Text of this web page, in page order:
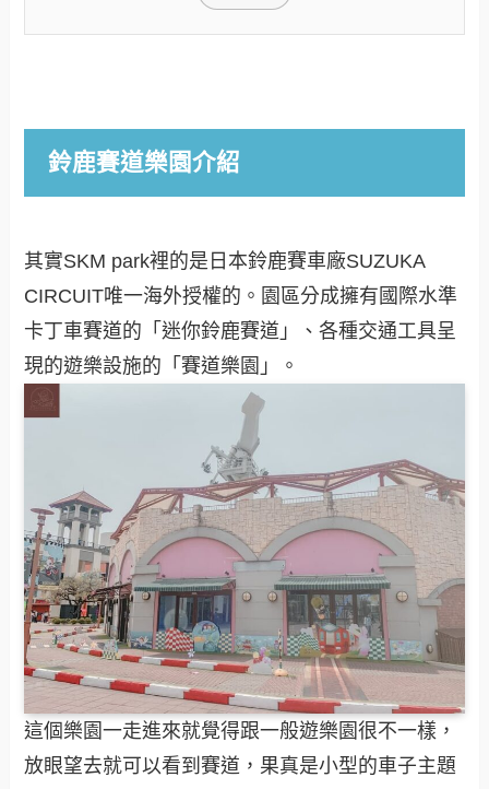
鈴鹿賽道樂園介紹
其實SKM park裡的是日本鈴鹿賽車廠SUZUKA
CIRCUIT唯一海外授權的。園區分成擁有國際水準
卡丁車賽道的「迷你鈴鹿賽道」、各種交通工具呈
現的遊樂設施的「賽道樂園」。
這個樂園一走進來就覺得跟一般遊樂園很不一樣，
放眼望去就可以看到賽道，果真是小型的車子主題